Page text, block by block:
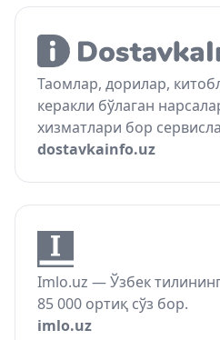
Таомлар, дорилар,
керакли бўлаган
хизматлари бор
dostavkainfo.uz
Imlo.uz — Ўзбек
85 000 ортиқ сўз бор.
imlo.uz